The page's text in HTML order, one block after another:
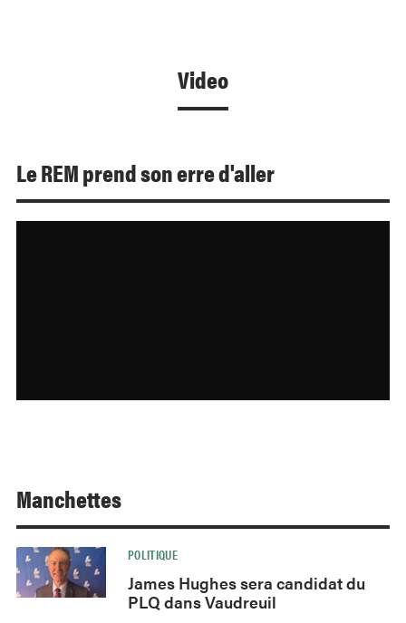
Video
Le REM prend son erre d'aller
Manchettes
POLITIQUE
James Hughes sera candidat du
PLQ dans Vaudreuil